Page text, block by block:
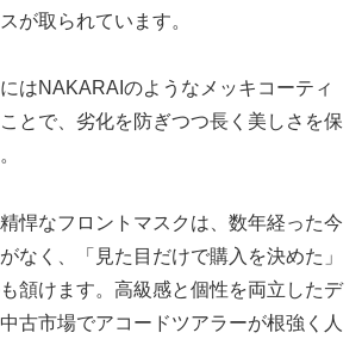
が取られています。
はNAKARAIのようなメッキコーティ
とで、劣化を防ぎつつ長く美しさを保
悍なフロントマスクは、数年経った今
なく、「見た目だけで購入を決めた」
頷けます。高級感と個性を両立したデ
古市場でアコードツアラーが根強く人